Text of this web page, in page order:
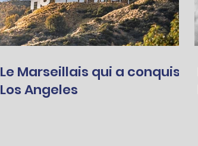
Le Marseillais qui a conquis
Los Angeles